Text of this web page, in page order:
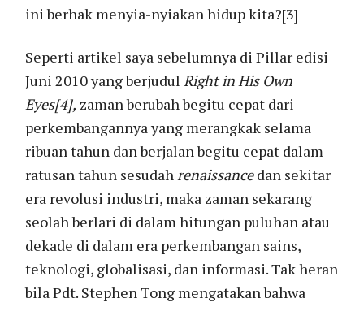
ini berhak menyia-nyiakan hidup kita?[3]
Seperti artikel saya sebelumnya di Pillar edisi
Juni 2010 yang berjudulRight in His Own
Eyes[4], zaman berubah begitu cepat dari
perkembangannya yang merangkak selama
ribuan tahun dan berjalan begitu cepat dalam
ratusan tahun sesudahrenaissancedan sekitar
era revolusi industri, maka zaman sekarang
seolah berlari di dalam hitungan puluhan atau
dekade di dalam era perkembangan sains,
teknologi, globalisasi, dan informasi. Tak heran
bila Pdt. Stephen Tong mengatakan bahwa